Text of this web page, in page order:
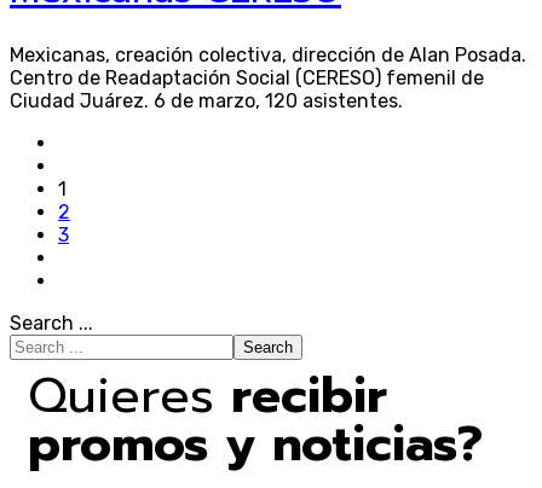
Mexicanas, creación colectiva, dirección de Alan Posada.
Centro de Readaptación Social (CERESO) femenil de
Ciudad Juárez. 6 de marzo, 120 asistentes.
1
2
3
Search ...
Search
Quieres recibir
promos y noticias?